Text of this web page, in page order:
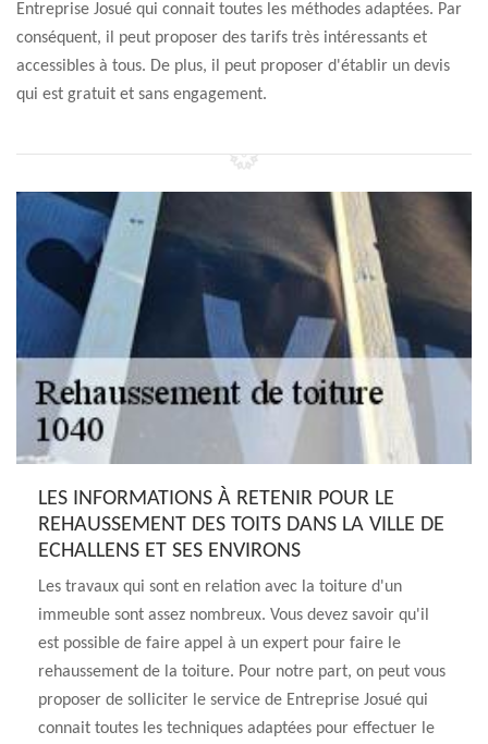
Entreprise Josué qui connait toutes les méthodes adaptées. Par
conséquent, il peut proposer des tarifs très intéressants et
accessibles à tous. De plus, il peut proposer d'établir un devis
qui est gratuit et sans engagement.
LES INFORMATIONS À RETENIR POUR LE
REHAUSSEMENT DES TOITS DANS LA VILLE DE
ECHALLENS ET SES ENVIRONS
Les travaux qui sont en relation avec la toiture d'un
immeuble sont assez nombreux. Vous devez savoir qu'il
est possible de faire appel à un expert pour faire le
rehaussement de la toiture. Pour notre part, on peut vous
proposer de solliciter le service de Entreprise Josué qui
connait toutes les techniques adaptées pour effectuer le